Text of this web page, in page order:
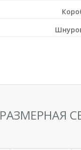
РАЗМЕРНАЯ